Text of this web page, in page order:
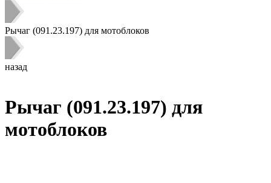
Рычаг (091.23.197) для мотоблоков
назад
Рычаг (091.23.197) для
мотоблоков